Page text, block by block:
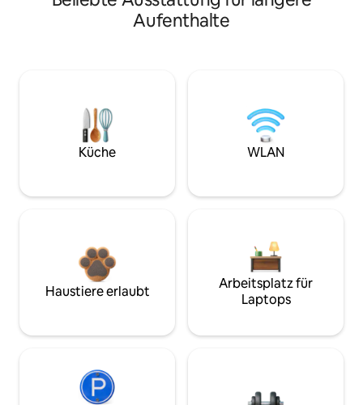
Aufenthalte
Küche WLAN
Haustiere erlaubt
Arbeitsplatz für
Laptops